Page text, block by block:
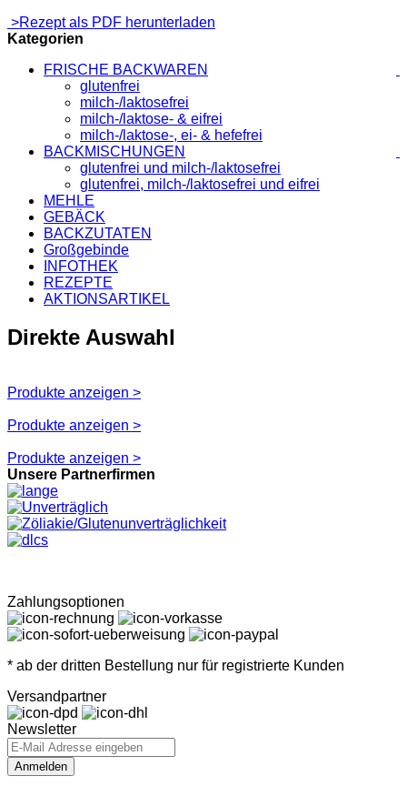
>Rezept als PDF herunterladen
Kategorien
FRISCHE BACKWAREN
glutenfrei
milch-/laktosefrei
milch-/laktose- & eifrei
milch-/laktose-, ei- & hefefrei
BACKMISCHUNGEN
glutenfrei und milch-/laktosefrei
glutenfrei, milch-/laktosefrei und eifrei
MEHLE
GEBÄCK
BACKZUTATEN
Großgebinde
INFOTHEK
REZEPTE
AKTIONSARTIKEL
Direkte Auswahl
Produkte anzeigen >
Produkte anzeigen >
Produkte anzeigen >
Unsere Partnerfirmen
Zahlungsoptionen
* ab der dritten Bestellung nur für registrierte Kunden
Versandpartner
Newsletter
Anmelden